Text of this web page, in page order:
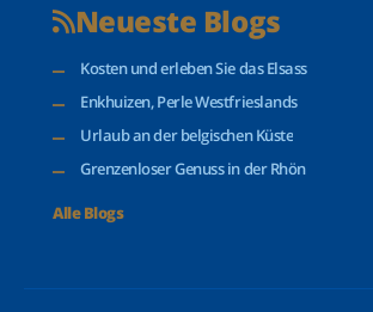
Neueste Blogs
Kosten und erleben Sie das Elsass
Enkhuizen, Perle Westfrieslands
Urlaub an der belgischen Küste
Grenzenloser Genuss in der Rhön
Alle Blogs